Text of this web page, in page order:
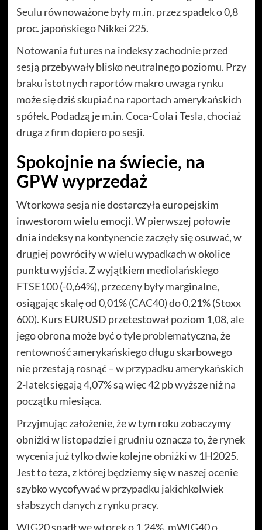
Seulu równoważone były m.in. przez spadek o 0,8
proc. japońskiego Nikkei 225.
Notowania futures na indeksy zachodnie przed
sesją przebywały blisko neutralnego poziomu. Przy
braku istotnych raportów makro uwaga rynku
może się dziś skupiać na raportach amerykańskich
spółek. Podadzą je m.in. Coca-Cola i Tesla, chociaż
druga z firm dopiero po sesji.
Spokojnie na świecie, na
GPW wyprzedaż
Wtorkowa sesja nie dostarczyła europejskim
inwestorom wielu emocji. W pierwszej połowie
dnia indeksy na kontynencie zaczęły się osuwać, w
drugiej powróciły w wielu wypadkach w okolice
punktu wyjścia. Z wyjątkiem mediolańskiego
FTSE100 (-0,64%), przeceny były marginalne,
osiągając skalę od 0,01% (CAC40) do 0,21% (Stoxx
600). Kurs EURUSD przetestował poziom 1,08, ale
jego obrona może być o tyle problematyczna, że
rentowność amerykańskiego długu skarbowego
nie przestają rosnąć – w przypadku amerykańskich
2-latek sięgają 4,07% są więc 42 pb wyższe niż na
początku miesiąca.
Przyjmując założenie, że w tym roku zobaczymy
obniżki w listopadzie i grudniu oznacza to, że rynek
wycenia już tylko dwie kolejne obniżki w 1H2025.
Jest to teza, z której będziemy się w naszej ocenie
szybko wycofywać w przypadku jakichkolwiek
słabszych danych z rynku pracy.
WIG20 spadł we wtorek o 1,24%, mWIG40 o